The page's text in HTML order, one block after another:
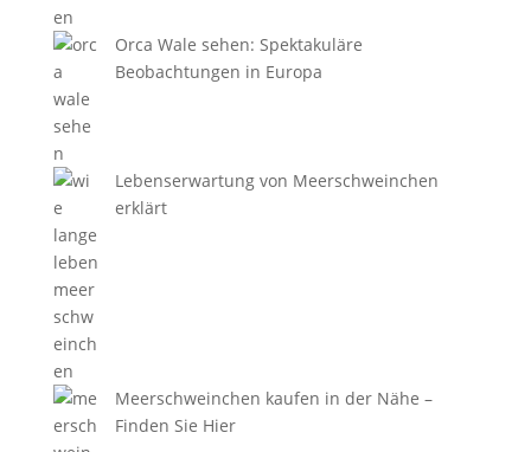
Orca Wale sehen: Spektakuläre
Beobachtungen in Europa
Lebenserwartung von Meerschweinchen
erklärt
Meerschweinchen kaufen in der Nähe –
Finden Sie Hier